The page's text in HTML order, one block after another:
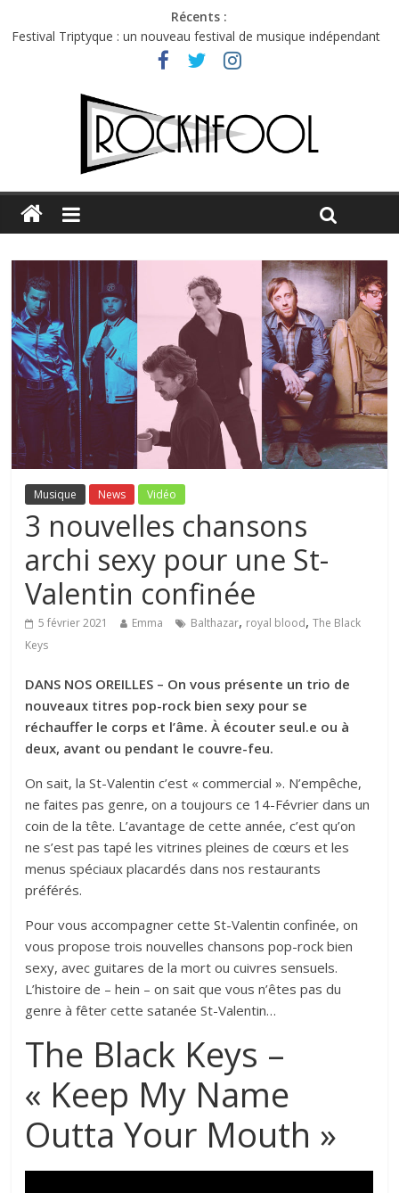
Récents :
Festival Triptyque : un nouveau festival de musique indépendant
Hellfest 2026 vendredi : température et émotions en hausse
Hellfest 2026 jeudi : impossible de choisir entre chaleur et bonne
Première édition du Midgard Festival : entre bière, métal et
Charlie Puth à l’Olympia : la leçon de pop du Professeur Puth
Musique News Vidéo
3 nouvelles chansons
archi sexy pour une St-
Valentin confinée
5 février 2021 Emma Balthazar, royal blood,The Black
Keys
DANS NOS OREILLES – On vous présente un trio de
nouveaux titres pop-rock bien sexy pour se
réchauffer le corps et l’âme. À écouter seul.e ou à
deux, avant ou pendant le couvre-feu.
On sait, la St-Valentin c’est « commercial ». N’empêche,
ne faites pas genre, on a toujours ce 14-Février dans un
coin de la tête. L’avantage de cette année, c’est qu’on
ne s’est pas tapé les vitrines pleines de cœurs et les
menus spéciaux placardés dans nos restaurants
préférés.
Pour vous accompagner cette St-Valentin confinée, on
vous propose trois nouvelles chansons pop-rock bien
sexy, avec guitares de la mort ou cuivres sensuels.
L’histoire de – hein – on sait que vous n’êtes pas du
genre à fêter cette satanée St-Valentin…
The Black Keys –
« Keep My Name
Outta Your Mouth »